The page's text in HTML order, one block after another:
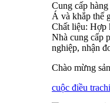
Cung cấp
Á và khắp thế
Chất liệu: Hợp
Nhà cung cấp
nghiệp, nhận
Chào mừng
cuộc điều tra